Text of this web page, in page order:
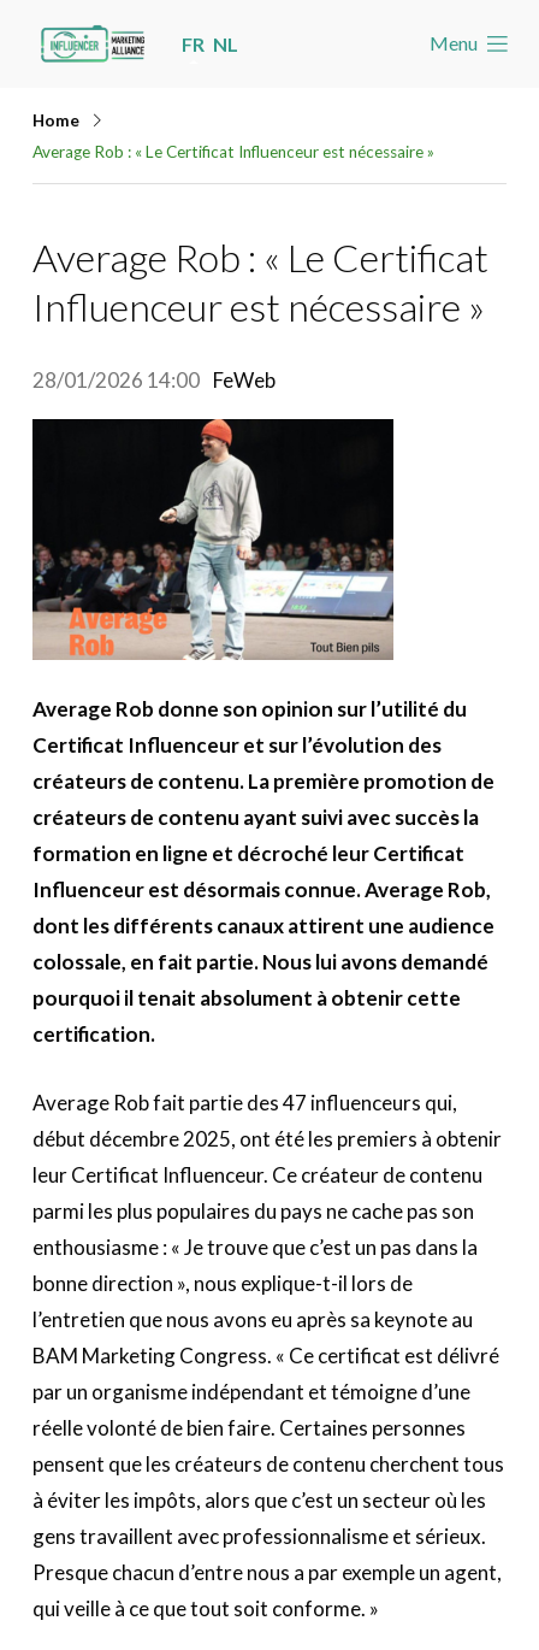
Jump
to
navigation
to
main
content
FR NL Menu
Home
Average Rob : « Le Certificat Influenceur est nécessaire »
Average Rob : « Le Certificat
Influenceur est nécessaire »
28/01/2026 14:00 FeWeb
Average Rob donne son opinion sur l’utilité du
Certificat Influenceur et sur l’évolution des
créateurs de contenu.La première promotion de
créateurs de contenu ayant suivi avec succès la
formation en ligne et décroché leur Certificat
Influenceur est désormais connue. Average Rob,
dont les différents canaux attirent une audience
colossale, en fait partie. Nous lui avons demandé
pourquoi il tenait absolument à obtenir cette
certification.
Average Rob fait partie des 47 influenceurs qui,
début décembre 2025, ont été les premiers à obtenir
leur Certificat Influenceur. Ce créateur de contenu
parmi les plus populaires du pays ne cache pas son
enthousiasme : « Je trouve que c’est un pas dans la
bonne direction », nous explique-t-il lors de
l’entretien que nous avons eu après sa keynote au
BAM Marketing Congress. « Ce certificat est délivré
par un organisme indépendant et témoigne d’une
réelle volonté de bien faire. Certaines personnes
pensent que les créateurs de contenu cherchent tous
à éviter les impôts, alors que c’est un secteur où les
gens travaillent avec professionnalisme et sérieux.
Presque chacun d’entre nous a par exemple un agent,
qui veille à ce que tout soit conforme. »
Les nouvelles
Agenda